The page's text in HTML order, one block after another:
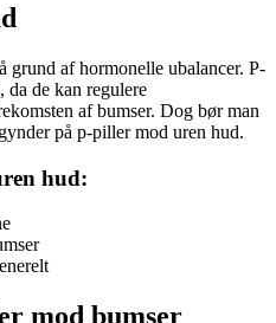
af hormonelle ubalancer. P-
de kan regulere
af bumser. Dog bør man
på p-piller mod uren hud.
hud:
mod bumser